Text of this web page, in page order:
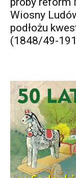
Wiosny
podłożu
(1848/49-